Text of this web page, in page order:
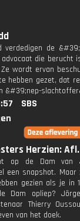
verdedigen de
die berucht
wordt ervan
hebben gezet, dat
&#39;nep-
SBS
Herzien: Afl.
op de Dam van
een snapshot.
gezien als je in
Dam opliep?
Thierry
van het doek.